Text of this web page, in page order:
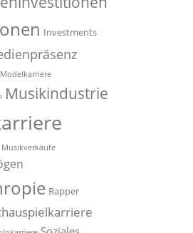
Investments
Modelkarriere
Musikindustrie
Musikverkäufe
Rapper